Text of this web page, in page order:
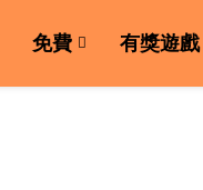
免費 有獎遊戲